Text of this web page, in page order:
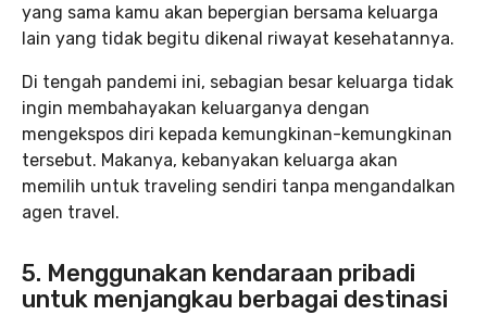
yang sama kamu akan bepergian bersama keluarga
lain yang tidak begitu dikenal riwayat kesehatannya.
Di tengah pandemi ini, sebagian besar keluarga tidak
ingin membahayakan keluarganya dengan
mengekspos diri kepada kemungkinan-kemungkinan
tersebut. Makanya, kebanyakan keluarga akan
memilih untuk traveling sendiri tanpa mengandalkan
agen travel.
5. Menggunakan kendaraan pribadi
untuk menjangkau berbagai destinasi